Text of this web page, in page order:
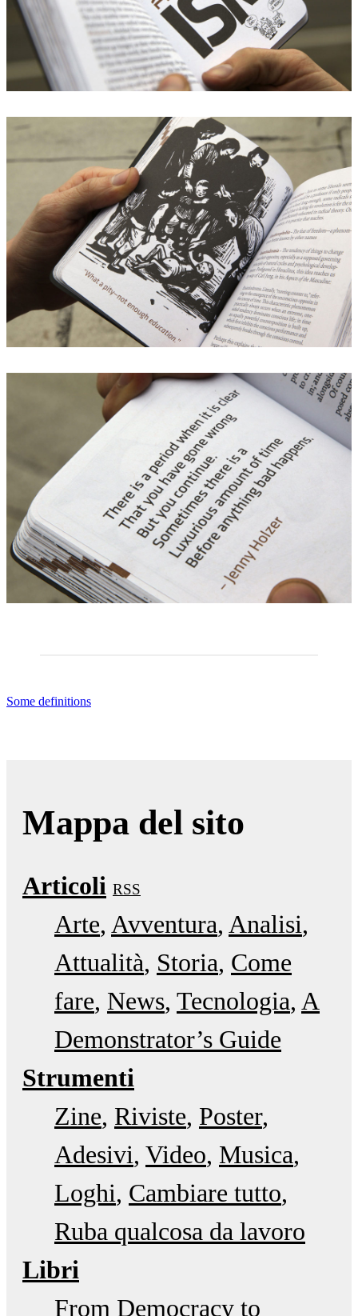
Some definitions
Mappa del sito
Articoli RSS
Arte Avventura Analisi
Attualità Storia Come
fare News Tecnologia A
Demonstrator’s Guide
Strumenti
Zine Riviste Poster
Adesivi Video Musica
Loghi Cambiare tutto
Ruba qualcosa da lavoro
Libri
From Democracy to